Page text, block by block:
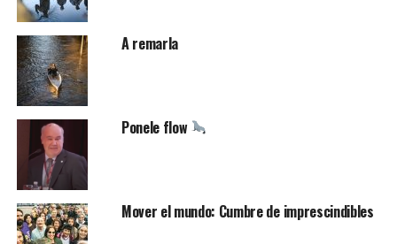
A remarla
Ponele flow
Mover el mundo: Cumbre de imprescindibles